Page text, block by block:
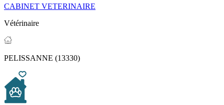
CABINET VETERINAIRE
Vétérinaire
PELISSANNE (13330)